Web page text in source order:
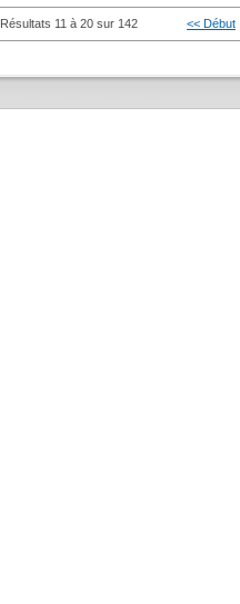
Résultats 11 à 20 sur 142 << Début